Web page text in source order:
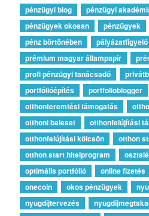
pénzügyi blog
pénzügyi
pénzügyek okosan
pénzügyek
pénz börtönében
pályázatfigyelő
prémium magyar állampapír
profi pénzügyi tanácsadó
portfólióépítés
portfolioblogger
otthonteremtési támogatás
otthoni baleset
otthonfelújítási
otthonfelújítási kölcsön
otthon
otthon start hitelprogram
optimális portfólió
online fizetés
onecoin
okos pénzügyek
nyugdíjtervezés